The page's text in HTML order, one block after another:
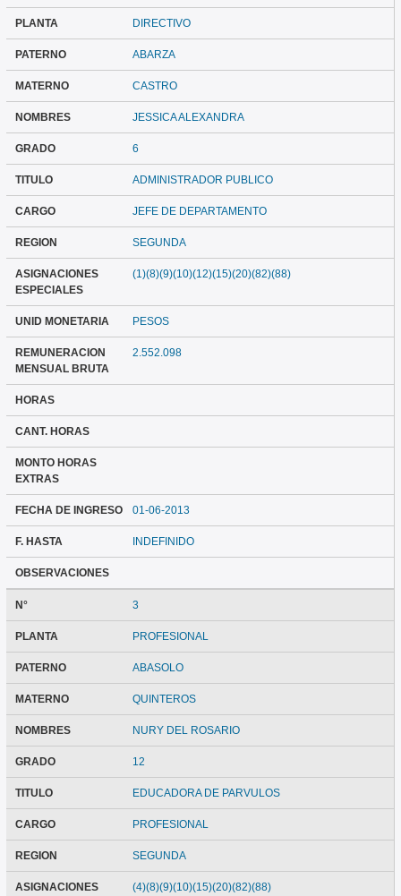
PLANTA DIRECTIVO
PATERNO ABARZA
MATERNO CASTRO
NOMBRES JESSICA ALEXANDRA
GRADO 6
TITULO ADMINISTRADOR PUBLICO
CARGO JEFE DE DEPARTAMENTO
REGION SEGUNDA
ASIGNACIONES
ESPECIALES
(1)(8)(9)(10)(12)(15)(20)(82)(88)
UNID MONETARIA PESOS
REMUNERACION
MENSUAL BRUTA
2.552.098
HORAS
CANT. HORAS
MONTO HORAS
EXTRAS
FECHA DE INGRESO 01-06-2013
F. HASTA INDEFINIDO
OBSERVACIONES
N° 3
PLANTA PROFESIONAL
PATERNO ABASOLO
MATERNO QUINTEROS
NOMBRES NURY DEL ROSARIO
GRADO 12
TITULO EDUCADORA DE PARVULOS
CARGO PROFESIONAL
REGION SEGUNDA
ASIGNACIONES (4)(8)(9)(10)(15)(20)(82)(88)